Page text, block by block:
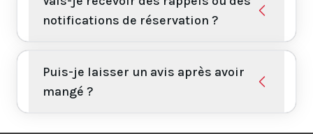
notifications de réservation ?
Puis-je laisser un avis après avoir
mangé ?